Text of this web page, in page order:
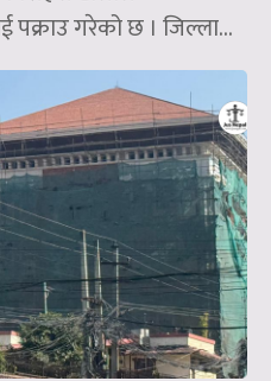
गरेको छ । जिल्ला...